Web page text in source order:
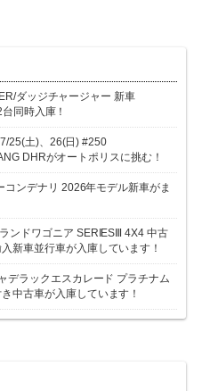
ダッジチャージャー 新車
同時入庫！
25(土)、26(日) #250
DHRがオートポリスに挑む！
コンデナリ 2026年モデル新車がま
ンドワゴニア SERIESⅢ 4X4 中古
新車並行車が入庫しています！
デラックエスカレード プラチナム
中古車が入庫しています！